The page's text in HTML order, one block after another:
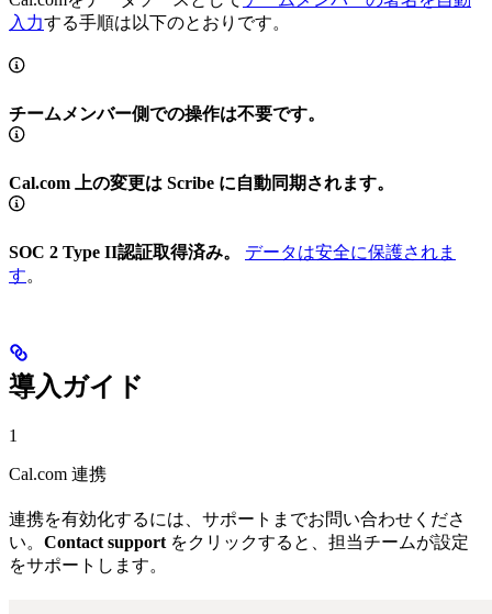
入力する手順は以下のとおりです。
チームメンバー側での操作は不要です。
Cal.com 上の変更は Scribe に自動同期されます。
SOC 2 Type II認証取得済み。
データは安全に保護されま
す。
導入ガイド
1
Cal.com 連携
連携を有効化するには、サポートまでお問い合わせくださ
い。 Contact support をクリックすると、担当チームが設定
をサポートします。